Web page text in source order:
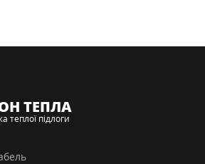
ТЕПЛА
теплої підлоги